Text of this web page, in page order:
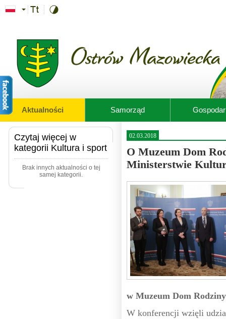
Przejdź do treści
Aktualności Samorząd
Czytaj więcej w
kategorii Kultura i sport
Brak innych aktualności o tej
samej kategorii.
02.03.2018
O Muzeum Dom
Ministerstwie
w Muzeum Dom
W konferencji wzięli